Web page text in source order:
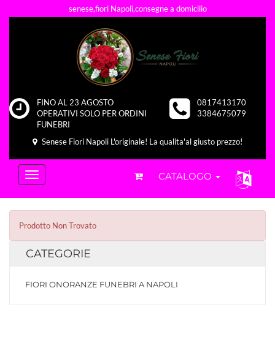
senese,fiori Napoli,consegne a domicilio
FINO AL 23 AGOSTO
OPERATIVI SOLO PER ORDINI
FUNEBRI
0817413170
3384675079
Senese Fiori Napoli L'originale! La qualita'al giusto prezzo!
CATALOGO
Prodotto Non Trovato
CATEGORIE
FIORI ONORANZE FUNEBRI A NAPOLI